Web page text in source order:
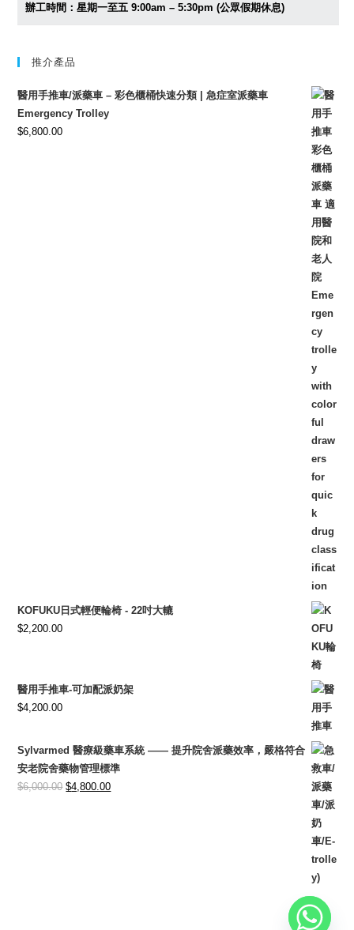
辦工時間：星期一至五 9:00am – 5:30pm (公眾假期休息)
推介產品
醫用手推車/派藥車 – 彩色櫃桶快速分類 | 急症室派藥車
Emergency Trolley
$6,800.00
KOFUKU日式輕便輪椅 - 22吋大轆
$2,200.00
醫用手推車-可加配派奶架
$4,200.00
Sylvarmed 醫療級藥車系統 —— 提升院舍派藥效率，嚴格符合
安老院舍藥物管理標準
$6,000.00 Original
$4,800.00Current